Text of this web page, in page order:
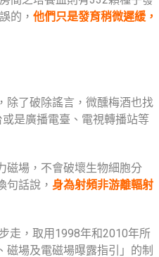
的， 他們只是發育稍微遲緩，
除了破除謠言，微醺梅酒也找
是廣播電臺、電視轉播站等
磁場，不會破壞生物細胞分
句話說， 身為射頻非游離輻射
走，取用1998年和2010年所
場及電磁場曝露指引」的制